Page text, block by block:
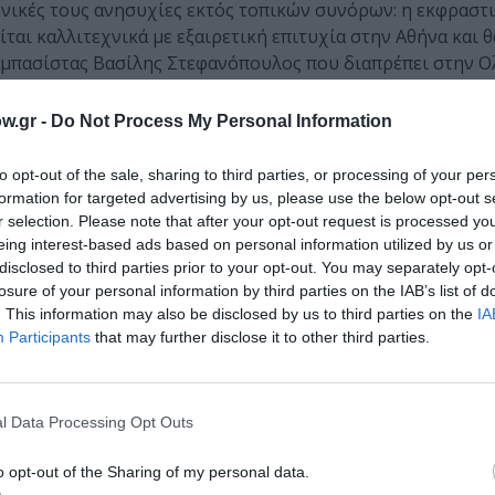
- Do Not Process My Personal Information
opt-out of the sale, sharing to third parties, or processing of your
for targeted advertising by us, please use the below opt-out
selection. Please note that after your opt-out request is processed
interest-based ads based on personal information utilized by us
to third parties prior to your opt-out. You may separately
of your personal information by third parties on the IAB’s list of
This information may also be disclosed by us to third parties on the
Participants that may further disclose it to other third parties.
Data Processing Opt Outs
opt-out of the Sharing of my personal data.
τους ανησυχίες εκτός τοπικών συνόρων: η
καλλιτεχνικά με εξαιρετική επιτυχία στην Αθήνα και
Βασίλης Στεφανόπουλος που διαπρέπει στην
στην φωνή και τον Αλέκο Ορφανό στο
που θα μας παρουσιάσουν το πρόγραμμα « “Oh No…”
αφιέρωμα στο φαινόμενο Frank Zappa που
αποτυπώνοντας με φωνή και πιάνο τις
πολυδιάστατη, πολυσχιδή μουσική του
bebop, πολυρυθμικές προεκτάσεις και βοκαλισμούς
duke of prunes», «mom &dad», «ΟhNo», «Uncle
up». Χωρίς μίμηση, χωρίς περιορισμούς,
με πιάνο και φωνή.
και συνθέτη Δημήτρη Βασιλάκη (σαξόφωνα-
και Πάνο Τζινιόλη (ντραμς), θα συμπράξει σε μια